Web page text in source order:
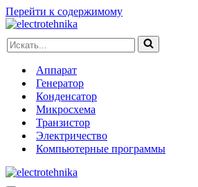
Перейти к содержимому
Искать...
Аппарат
Генератор
Конденсатор
Микросхема
Транзистор
Электричество
Компьютерные программы